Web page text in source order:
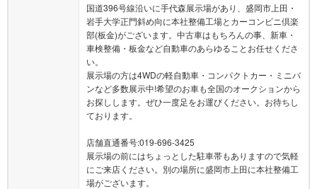
国道396号線沿いに手代森展示場があり、盛岡市上田・
岩手大学正門斜め向に本社整備工場とカーコンビニ倶楽
部(板金)がございます。中古車はもちろんの事、新車・
車検整備・板金など自動車のあらゆることお任せくださ
い。
展示場の方は4WDの軽自動車・コンパクトカー・ミニバ
ンなど多数展示中!希望のお車も全国のオークションから
お探しします。ぜひ一度足をお運びください。お待ちし
ております。
店舗直通番号:019-696-3425
展示場の前にはちょっとした駐車帯もありますので気軽
にご来店ください。別の場所に盛岡市上田に本社整備工
場がございます。